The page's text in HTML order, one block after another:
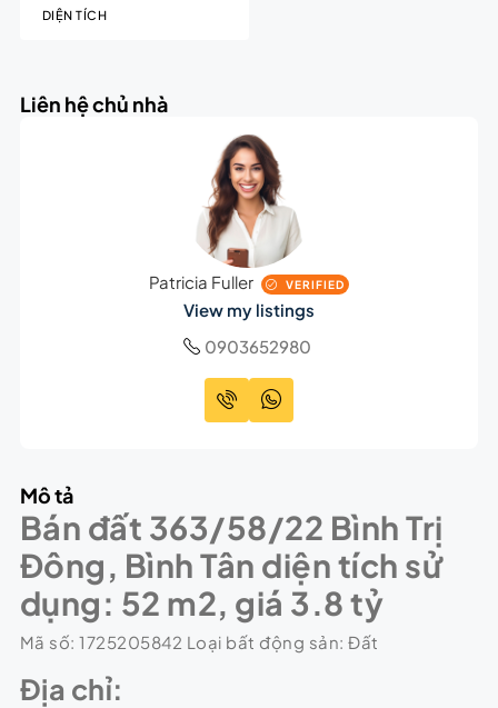
DIỆN TÍCH
Liên hệ chủ nhà
Patricia Fuller VERIFIED
View my listings
0903652980
Mô tả
Bán đất 363/58/22 Bình Trị
Đông, Bình Tân diện tích sử
dụng: 52 m2, giá 3.8 tỷ
Mã số: 1725205842 Loại bất động sản: Đất
Địa chỉ: